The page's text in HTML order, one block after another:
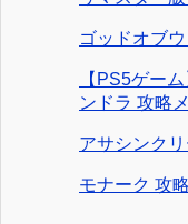
ゴッドオブ
【PS5ゲー
ンドラ 攻略
アサシンク
モナーク 攻